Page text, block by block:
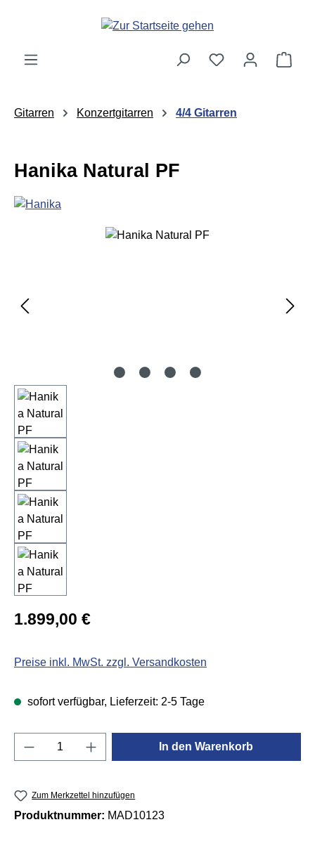
Zum Hauptinhalt springen
Gitarren Konzertgitarren 4/4 Gitarren
Hanika Natural PF
Bildergalerie überspringen
Regulärer Preis:
1.899,00 €
Preise inkl. MwSt. zzgl. Versandkosten
sofort verfügbar, Lieferzeit: 2-5 Tage
Produkt Anzahl: Gib den gewünschten
In den Warenkorb
Zum Merkzettel hinzufügen
Produktnummer: MAD10123